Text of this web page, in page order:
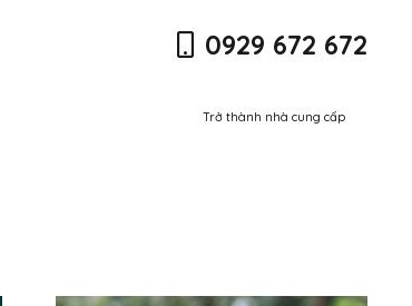
0929 672 672
Trở thành nhà cung cấp